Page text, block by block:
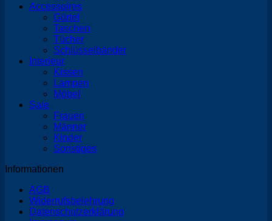
Accessoires
Gürtel
Taschen
Tücher
Schlüsselbänder
Interieur
Kissen
Lampen
Möbel
Sale
Frauen
Männer
Kinder
Sonstiges
Informationen
AGB
Widerrufsbelehrung
Datenschutzerklärung